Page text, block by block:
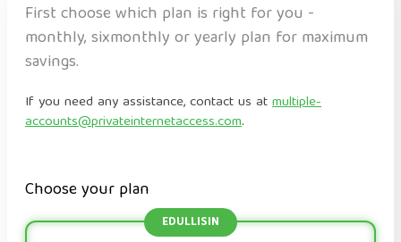
First choose which plan is right for you -
monthly, sixmonthly or yearly plan for maximum
savings.
If you need any assistance, contact us atmultiple-
accounts@privateinternetaccess.com.
Choose your plan